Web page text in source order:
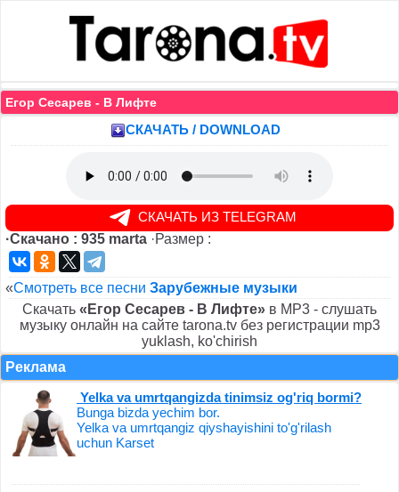
Егор Сесарев - В Лифте
СКАЧАТЬ / DOWNLOAD
СКАЧАТЬ ИЗ TELEGRAM
·Скачано : 935 marta ·Размер :
«Смотреть все песни Зарубежные музыки
Скачать «Егор Сесарев - В Лифте» в MP3 - слушать
музыку онлайн на сайте tarona.tv без регистрации mp3
yuklash, ko'chirish
Реклама
Yelka va umrtqangizda tinimsiz og'riq bormi?
Bunga bizda yechim bor.
Yelka va umrtqangiz qiyshayishini to'g'rilash
uchun Karset